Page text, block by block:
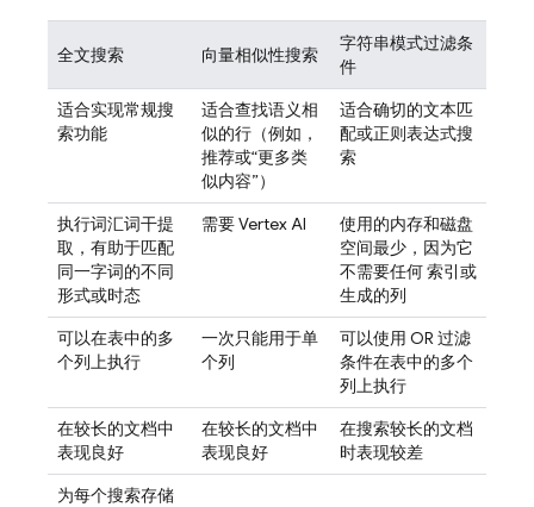
全文搜索 向量相似性搜索
字符串模式过滤条
件
适合实现常规搜
索功能
适合查找语义相
似的行（例如，
推荐或“更多类
似内容”）
适合确切的文本匹
配或正则表达式搜
索
执行词汇词干提
取，有助于匹配
同一字词的不同
形式或时态
需要 Vertex AI
使用的内存和磁盘
空间最少，因为它
不需要任何 索引或
生成的列
可以在表中的多
个列上执行
一次只能用于单
个列
可以使用 OR 过滤
条件在表中的多个
列上执行
在较长的文档中
表现良好
在较长的文档中
表现良好
在搜索较长的文档
时表现较差
为每个搜索存储